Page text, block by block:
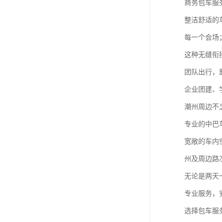
商务包车服
整洁舒适的
每一个会场
这种无缝衔
团队出行，
企业团建、
潮州周边不
专业的中巴
宽敞的车内
州及周边路
无论是两天
专业服务，
选择包车服